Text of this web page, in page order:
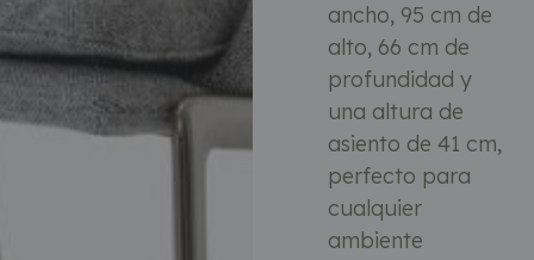
ancho, 95 cm de
alto, 66 cm de
profundidad y
una altura de
asiento de 41 cm,
perfecto para
cualquier
ambiente